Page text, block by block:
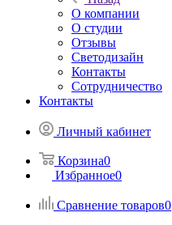
О компании
О студии
Отзывы
Светодизайн
Контакты
Сотрудничество
Контакты
Личный кабинет
Корзина0
Избранное0
Сравнение товаров0